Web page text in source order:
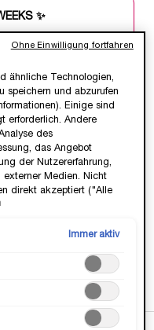
✨
& 6 Geschenke ab
VIP Zugang &
Tricks von Profis.
-15€ mit
Newsletter-
Anmeldung
ähnliche Technologien,
speichern und abzurufen
Einige sind
erforderlich. Andere
des
das Angebot
der Nutzererfahrung,
Medien. Nicht
direkt akzeptiert ("Alle
fortfahren")
speichern"). Die
s. unsere
Immer aktiv
Ohne Einwilligung fortfahren